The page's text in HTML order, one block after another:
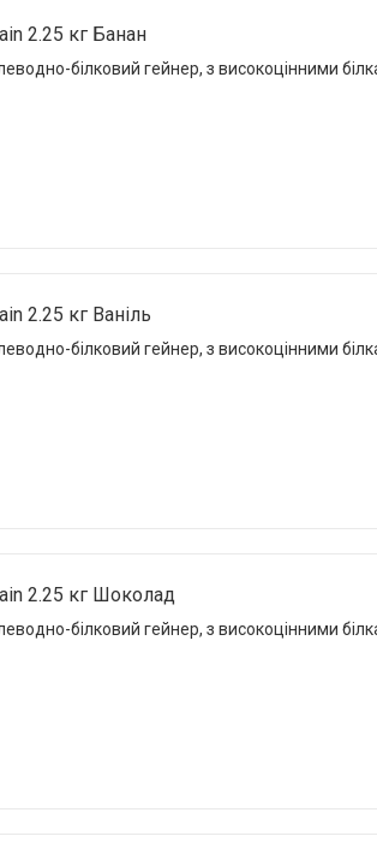
2.25 кг Банан
білковий гейнер, з високоцінними
2.25 кг Ваніль
білковий гейнер, з високоцінними
2.25 кг Шоколад
білковий гейнер, з високоцінними